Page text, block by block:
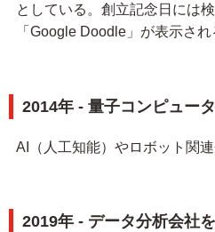
としている。創立記念日には
「Google Doodle」が表示され
2014年 - 量子コンピュー
AI（人工知能）やロボット関連
2019年 - データ分析会社